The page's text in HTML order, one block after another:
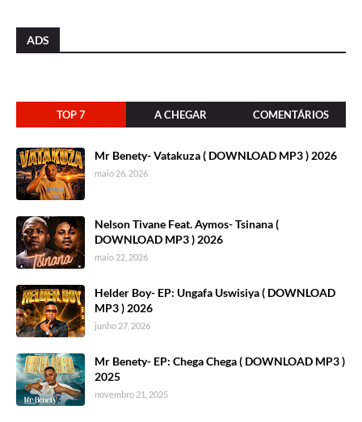
ADS
TOP 7 A CHEGAR COMENTÁRIOS
Mr Benety- Vatakuza ( DOWNLOAD MP3 ) 2026
maio 26, 2026
Nelson Tivane Feat. Aymos- Tsinana (
DOWNLOAD MP3 ) 2026
maio 22, 2026
Helder Boy- EP: Ungafa Uswisiya ( DOWNLOAD
MP3 ) 2026
junho 27, 2026
Mr Benety- EP: Chega Chega ( DOWNLOAD MP3 )
2025
novembro 21, 2025